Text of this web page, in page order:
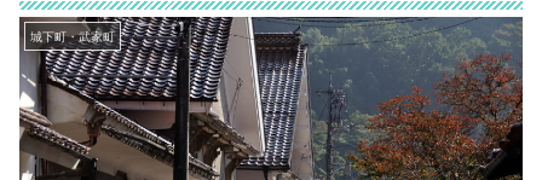
城下町・武家町